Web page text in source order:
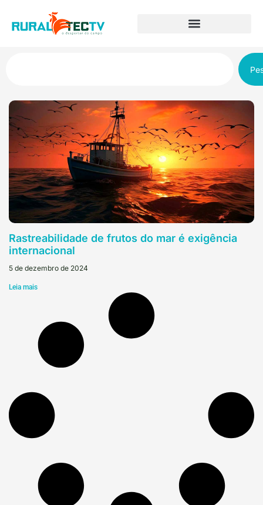
Rastreabilidade de frutos do mar é exigência
internacional
5 de dezembro de 2024
Leia mais